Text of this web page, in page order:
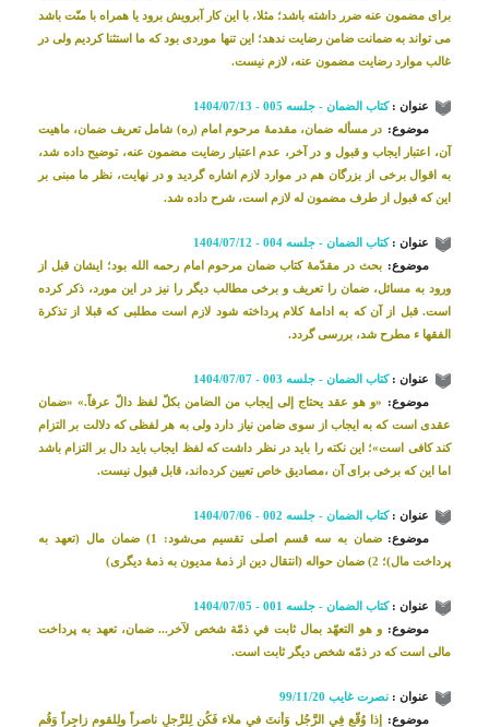
برای مضمون عنه ضرر داشته باشد؛ مثلا، با این کار آبرویش برود یا همراه با منّت باشد
می تواند به ضمانت ضامن رضایت ندهد؛ این تنها موردی بود که ما استثنا کردیم ولی در
غالب موارد رضایت مضمون عنه، لازم نیست.
عنوان :کتاب الضمان - جلسه 005 - 1404/07/13
موضوع: در مسأله ضمان، مقدمۀ مرحوم امام (ره) شامل تعریف ضمان، ماهیت
آن، اعتبار ایجاب و قبول و در آخر، عدم اعتبار رضایت مضمون عنه، توضیح داده شد،
به اقوال برخی از بزرگان هم در موارد لازم اشاره گردید و در نهایت، نظر ما مبنی بر
این که قبول از طرف مضمون له لازم است، شرح داده شد.
عنوان :کتاب الضمان - جلسه 004 - 1404/07/12
موضوع: بحث در مقدّمۀ کتاب ضمان مرحوم امام رحمه الله بود؛ ایشان قبل از
ورود به مسائل، ضمان را تعریف و برخی مطالب دیگر را نیز در این مورد، ذکر کرده
است. قبل از آن که به ادامۀ کلام پرداخته شود لازم است مطلبی که قبلا از تذکرة
الفقها ء مطرح شد، بررسی گردد.
عنوان :کتاب الضمان - جلسه 003 - 1404/07/07
موضوع:
«و هو عقد يحتاج إلى‌ إيجاب من الضامن بكلّ لفظ دالّ عرفاً.» «ضمان
عقدی است که به ایجاب از سوی ضامن نیاز دارد ولی به هر لفظی که دلالت بر التزام
کند کافی است»؛ این نکته را باید در نظر داشت که لفظ ایجاب باید دال بر التزام باشد
اما این که برخی برای آن ،مصادیق خاص تعیین کرده‌اند، قابل قبول نیست.
عنوان :کتاب الضمان - جلسه 002 - 1404/07/06
موضوع:
ضمان به سه قسم اصلی تقسیم می‌شود: 1) ضمان مال (تعهد به
پرداخت مال)؛ 2) ضمان حواله (انتقال دین از ذمۀ مدیون به ذمۀ دیگری)
عنوان :کتاب الضمان - جلسه 001 - 1404/07/05
موضوع: و هو التعهّد بمال ثابت في ذمّة شخص لآخر... ضمان، تعهد به پرداخت
مالی است که در ذمّه شخص دیگر ثابت است.
عنوان : نصرت غایب 99/11/20
موضوع:
إذا وُقّع‌ فِي‌ الرَّجُل‌ وَأنتَ في ملاء فَكُن لِلرَّجلِ ناصراً ولِلقومِ زاجِراً وَقُم